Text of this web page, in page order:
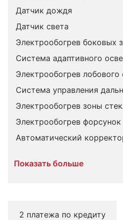
Датчик дождя
Датчик света
Электрообогрев боковых
Система адаптивного
Электрообогрев лобового
Система управления
Электрообогрев зоны
Электрообогрев
Автоматический
Показать больше
2 платежа по кредиту